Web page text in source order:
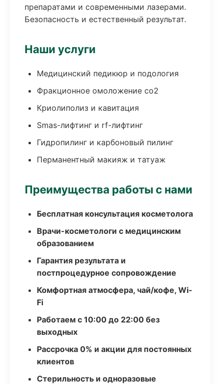
препаратами и современными лазерами.
Безопасность и естественный результат.
Наши услуги
Медицинский педикюр и подология
Фракционное омоложение co2
Криолиполиз и кавитация
Smas-лифтинг и rf-лифтинг
Гидропилинг и карбоновый пилинг
Перманентный макияж и татуаж
Преимущества работы с нами
Бесплатная консультация косметолога
Врачи-косметологи с медицинским
образованием
Гарантия результата и
постпроцедурное сопровождение
Комфортная атмосфера, чай/кофе, Wi-
Fi
Работаем с 10:00 до 22:00 без
выходных
Рассрочка 0% и акции для постоянных
клиентов
Стерильность и одноразовые